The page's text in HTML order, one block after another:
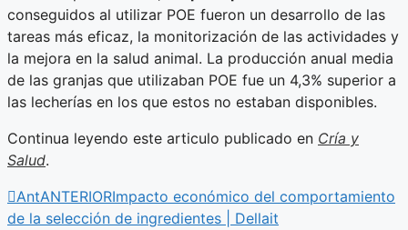
conseguidos al utilizar POE fueron un desarrollo de las
tareas más eficaz, la monitorización de las actividades y
la mejora en la salud animal. La producción anual media
de las granjas que utilizaban POE fue un 4,3% superior a
las lecherías en los que estos no estaban disponibles.
Continua leyendo este articulo publicado en Cría y
Salud.
AntANTERIORImpacto económico del comportamiento
de la selección de ingredientes | Dellait